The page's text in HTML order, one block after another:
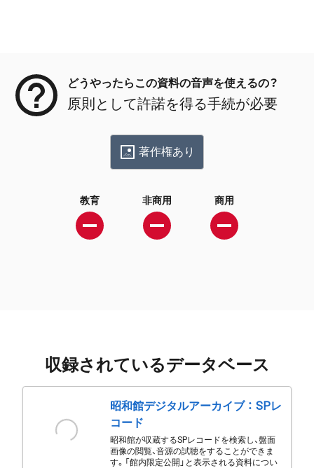
どうやったらこの資料の音声を使えるの？
原則として許諾を得る手続が必要
著作権あり
教育 非商用 商用
収録されているデータベース
昭和館デジタルアーカイブ ： SPレ
コード
昭和館が収蔵するSPレコードを検索し、盤面
画像の閲覧、音源の試聴をすることができま
す。「館内限定公開」と表示される資料につい